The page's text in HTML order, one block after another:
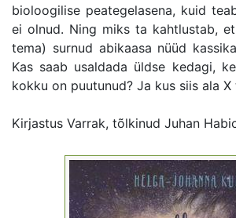
bioloogilise peategelasena, kuid
ei olnud. Ning miks ta kahtlustab,
tema) surnud abikaasa nüüd
Kas saab usaldada üldse kedagi,
kokku on puutunud? Ja kus siis ala
Kirjastus Varrak, tõlkinud Juhan